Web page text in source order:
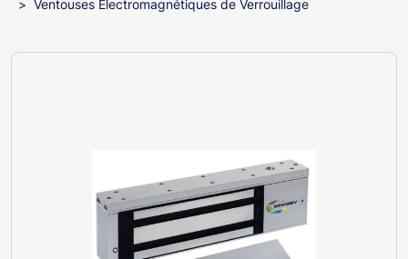
Ventouses Électromagnétiques de Verrouillage